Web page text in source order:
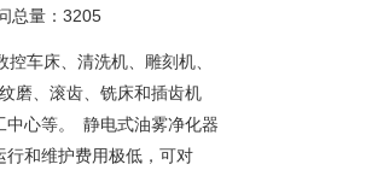
总量：3205
车床、清洗机、雕刻机、
磨、滚齿、铣床和插齿机
中心等。 静电式油雾净化器
和维护费用极低，可对